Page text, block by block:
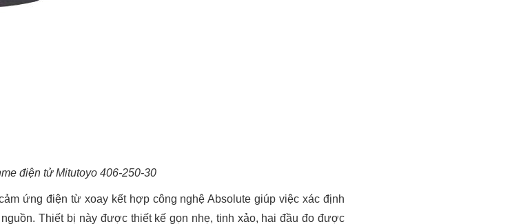
điện tử Mitutoyo 406-250-30
ứng điện từ xoay kết hợp công nghệ Absolute giúp việc xác định
Thiết bị này được thiết kế gọn nhẹ, tinh xảo, hai đầu đo được